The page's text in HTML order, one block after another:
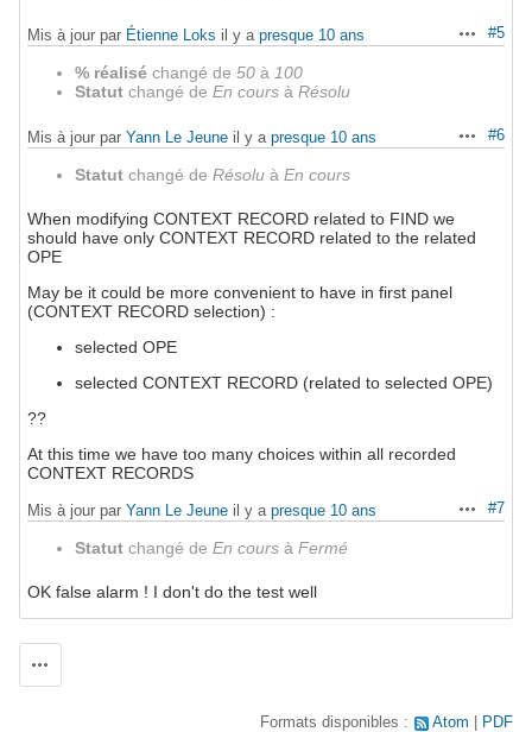
Actions
#5
Mis à jour par Étienne Loks il y a presque 10 ans
% réalisé changé de 50 à 100
Statut changé de En cours à Résolu
Actions
#6
Mis à jour par Yann Le Jeune il y a presque 10 ans
Statut changé de Résolu à En cours
When modifying CONTEXT RECORD related to FIND we
should have only CONTEXT RECORD related to the related
OPE
May be it could be more convenient to have in first panel
(CONTEXT RECORD selection) :
selected OPE
selected CONTEXT RECORD (related to selected OPE)
??
At this time we have too many choices within all recorded
CONTEXT RECORDS
Actions
#7
Mis à jour par Yann Le Jeune il y a presque 10 ans
Statut changé de En cours à Fermé
OK false alarm ! I don't do the test well
Formats disponibles : Atom PDF